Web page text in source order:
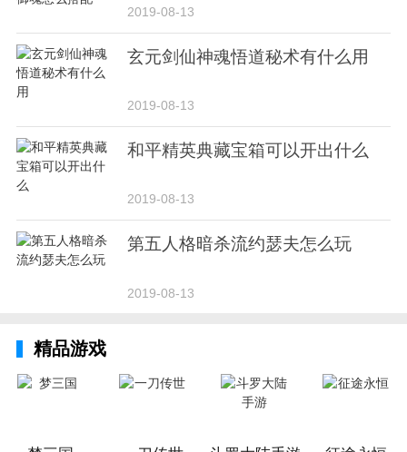
2019-08-13
玄元剑仙神魂悟道秘术有什么用
2019-08-13
和平精英典藏宝箱可以开出什么
2019-08-13
第五人格暗杀流约瑟夫怎么玩
2019-08-13
精品游戏